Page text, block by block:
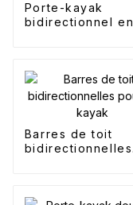
Porte-kayak
bidirectionnel en
Barres de toit
bidirectionnelles